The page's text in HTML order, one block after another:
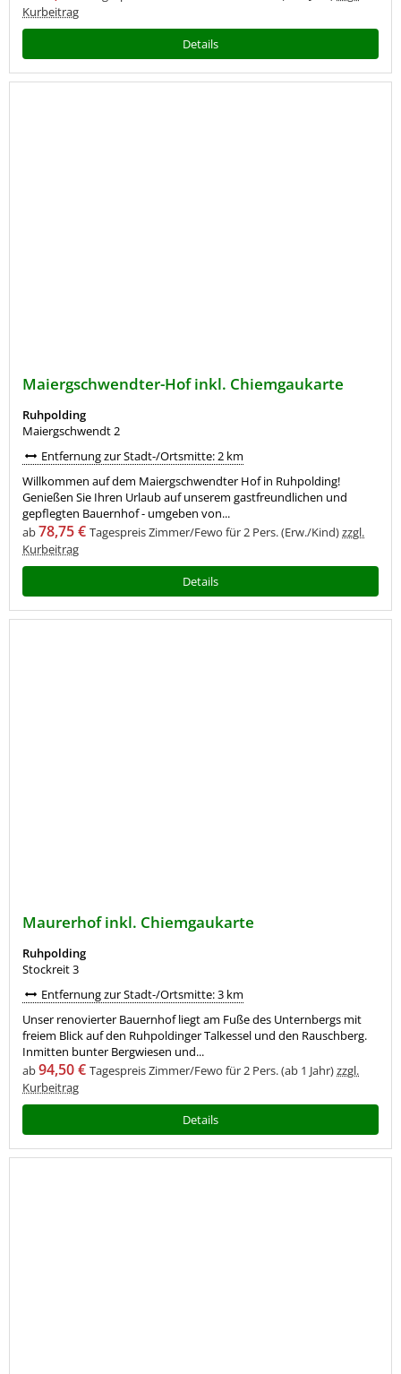
Kurbeitrag
Details
Maiergschwendter-Hof inkl. Chiemgaukarte
Ruhpolding
Maiergschwendt 2
Entfernung zur Stadt-/Ortsmitte: 2 km
Willkommen auf dem Maiergschwendter Hof in Ruhpolding!
Genießen Sie Ihren Urlaub auf unserem gastfreundlichen und
gepflegten Bauernhof - umgeben von...
ab78,75 € Tagespreis Zimmer/Fewo für 2 Pers. (Erw./Kind)zzgl.
Kurbeitrag
Details
Maurerhof inkl. Chiemgaukarte
Ruhpolding
Stockreit 3
Entfernung zur Stadt-/Ortsmitte: 3 km
Unser renovierter Bauernhof liegt am Fuße des Unternbergs mit
freiem Blick auf den Ruhpoldinger Talkessel und den Rauschberg.
Inmitten bunter Bergwiesen und...
ab94,50 € Tagespreis Zimmer/Fewo für 2 Pers. (ab 1 Jahr)zzgl.
Kurbeitrag
Details